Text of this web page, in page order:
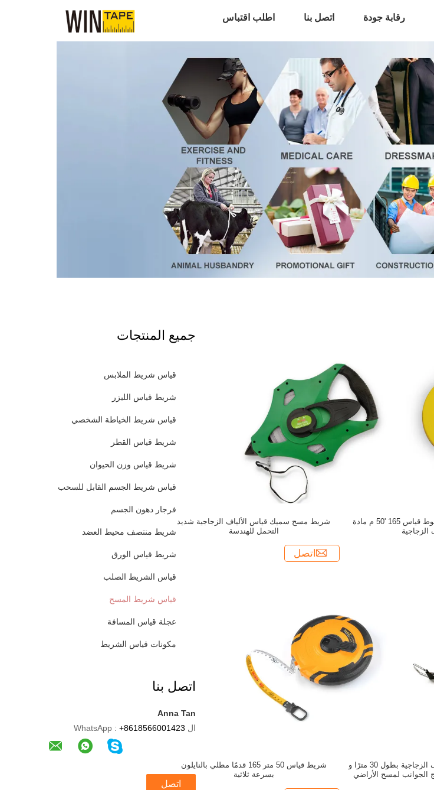
رقابة جودة اتصل بنا اطلب اقتباس
جميع المنتجات
قياس شريط الملابس
شريط قياس الليزر
قياس شريط الخياطة الشخصي
شريط قياس القطر
شريط قياس وزن الحيوان
قياس شريط الجسم القابل للسحب
فرجار دهون الجسم
شريط منتصف محيط العضد
شريط قياس الورق
قياس الشريط الصلب
قياس شريط المسح
عجلة قياس المسافة
مكونات قياس الشريط
اتصل بنا
Anna Tan
ال WhatsApp : +8618566001423
اتصل
شريط مسح سميك قياس الألياف الزجاجية شديد
التحمل للهندسة
اتصل
لف شريط مسح مضغوط قياس 165 '50 م مادة
الزجاجية
شريط قياس 50 متر 165 قدمًا مطلي بالنايلون
بسرعة ثلاثية
شريط مسح من الألياف الزجاجية بطول 30 مترًا و